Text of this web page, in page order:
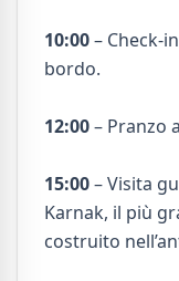
10:00– Check-
bordo.
12:00– Pranzo
15:00– Visita
Karnak, il più
costruito